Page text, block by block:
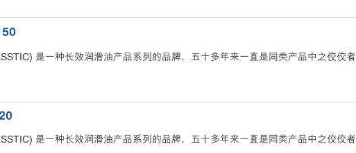
是一种长效润滑油产品系列的品牌，五十多年来一直是同类产品中之佼佼者
是一种长效润滑油产品系列的品牌，五十多年来一直是同类产品中之佼佼者